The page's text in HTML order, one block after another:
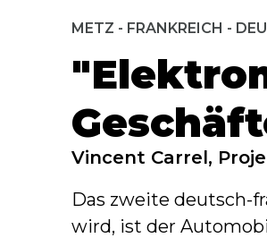
METZ - FRANKREICH -
Vincent Carrel,
Das zweite deutsch-
wird, ist der